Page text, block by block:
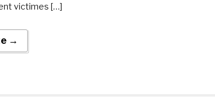
victimes […]
→